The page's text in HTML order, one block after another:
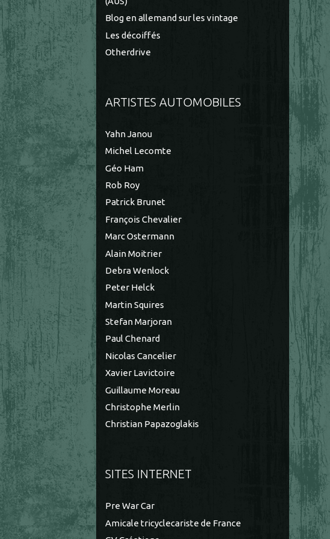
Blog en allemand sur les vintage
Les décoiffés
Otherdrive
ARTISTES AUTOMOBILES
Yahn Janou
Michel Lecomte
Géo Ham
Rob Roy
Patrick Brunet
François Chevalier
Marc Ostermann
Alain Moitrier
Debra Wenlock
Peter Helck
Martin Squires
Stefan Marjoran
Paul Chenard
Nicolas Cancelier
Xavier Lavictoire
Guillaume Moreau
Christophe Merlin
Christian Papazoglakis
SITES INTERNET
Pre War Car
Amicale tricyclecariste de France